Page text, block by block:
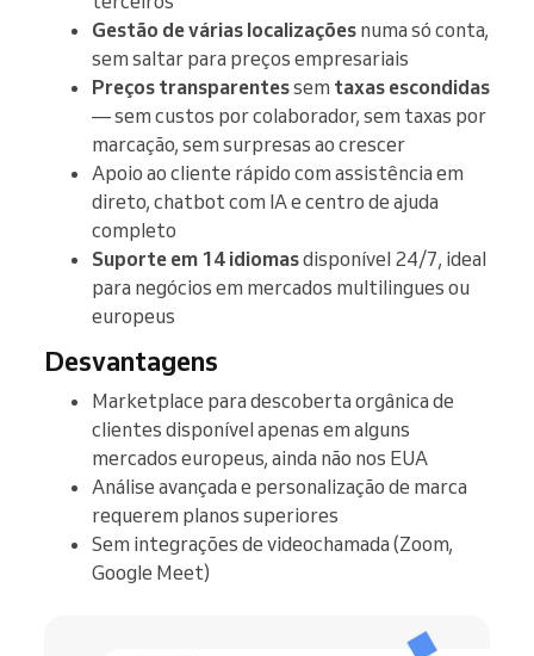
Gestão de várias localizações numa só conta,
sem saltar para preços empresariais
Preços transparentessem taxas escondidas
— sem custos por colaborador, sem taxas por
marcação, sem surpresas ao crescer
Apoio ao cliente rápido com assistência em
direto, chatbot com IA e centro de ajuda
completo
Suporte em 14 idiomasdisponível 24/7, ideal
para negócios em mercados multilingues ou
europeus
Desvantagens
Marketplace para descoberta orgânica de
clientes disponível apenas em alguns
mercados europeus, ainda não nos EUA
Análise avançada e personalização de marca
requerem planos superiores
Sem integrações de videochamada (Zoom,
Google Meet)